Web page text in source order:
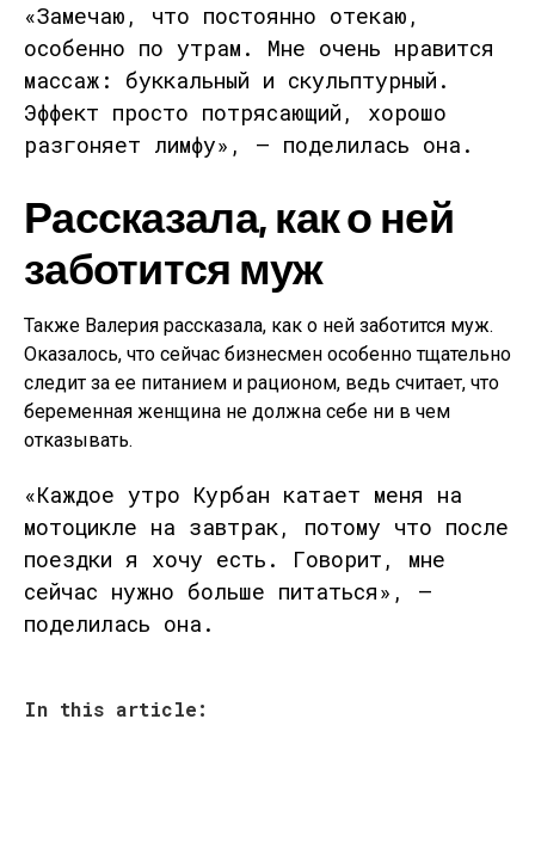
«Замечаю, что постоянно отекаю,
особенно по утрам. Мне очень нравится
массаж: буккальный и скульптурный.
Эффект просто потрясающий, хорошо
разгоняет лимфу», — поделилась она.
Рассказала, как о ней
заботится муж
Также Валерия рассказала, как о ней заботится муж.
Оказалось, что сейчас бизнесмен особенно тщательно
следит за ее питанием и рационом, ведь считает, что
беременная женщина не должна себе ни в чем
отказывать.
«Каждое утро Курбан катает меня на
мотоцикле на завтрак, потому что после
поездки я хочу есть. Говорит, мне
сейчас нужно больше питаться», —
поделилась она.
In this article: